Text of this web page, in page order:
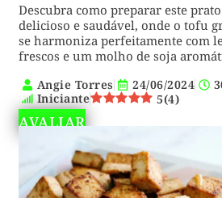
Descubra como preparar este prato
delicioso e saudável, onde o tofu
se harmoniza perfeitamente com
frescos e um molho de soja
Angie Torres 24/06/2024
Iniciante
5(4)
AVALIAR